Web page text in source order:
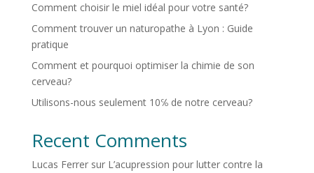
Comment choisir le miel idéal pour votre santé?
Comment trouver un naturopathe à Lyon : Guide
pratique
Comment et pourquoi optimiser la chimie de son
cerveau?
Utilisons-nous seulement 10℅ de notre cerveau?
Recent Comments
Lucas Ferrersur L’acupression pour lutter contre la